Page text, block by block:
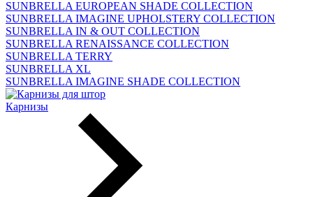
SUNBRELLA EUROPEAN SHADE COLLECTION
SUNBRELLA IMAGINE UPHOLSTERY COLLECTION
SUNBRELLA IN & OUT COLLECTION
SUNBRELLA RENAISSANCE COLLECTION
SUNBRELLA TERRY
SUNBRELLA XL
SUNBRELLA IMAGINE SHADE COLLECTION
Карнизы